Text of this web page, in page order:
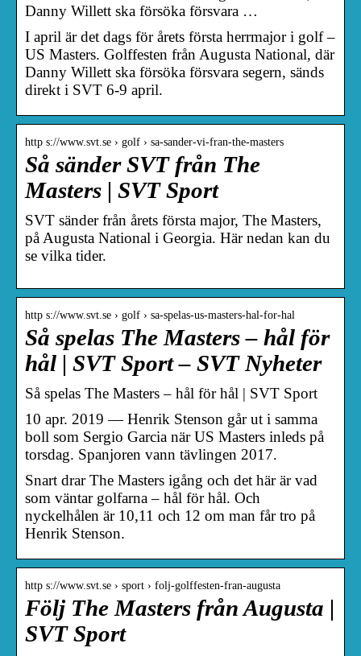
Danny Willett ska försöka försvara …
I april är det dags för årets första herrmajor i golf –
US Masters. Golffesten från Augusta National, där
Danny Willett ska försöka försvara segern, sänds
direkt i SVT 6-9 april.
http s://www.svt.se › golf › sa-sander-vi-fran-the-masters
Så sänder SVT från The
Masters | SVT Sport
SVT sänder från årets första major, The Masters,
på Augusta National i Georgia. Här nedan kan du
se vilka tider.
http s://www.svt.se › golf › sa-spelas-us-masters-hal-for-hal
Så spelas The Masters – hål för
hål | SVT Sport – SVT Nyheter
Så spelas The Masters – hål för hål | SVT Sport
10 apr. 2019 — Henrik Stenson går ut i samma
boll som Sergio Garcia när US Masters inleds på
torsdag. Spanjoren vann tävlingen 2017.
Snart drar The Masters igång och det här är vad
som väntar golfarna – hål för hål. Och
nyckelhålen är 10,11 och 12 om man får tro på
Henrik Stenson.
http s://www.svt.se › sport › folj-golffesten-fran-augusta
Följ The Masters från Augusta |
SVT Sport